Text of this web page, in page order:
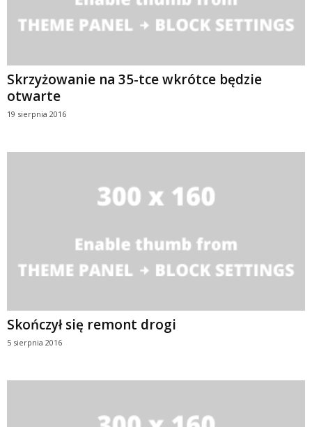
Skrzyżowanie na 35-tce wkrótce będzie
otwarte
19 sierpnia 2016
Skończył się remont drogi
5 sierpnia 2016